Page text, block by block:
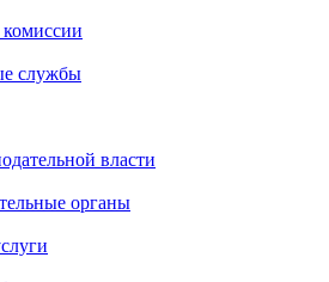
службы
власти
органы